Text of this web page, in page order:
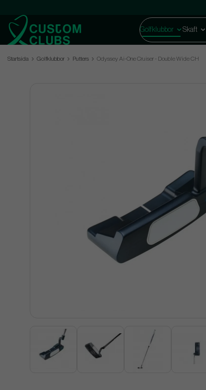
Golfklubbor Skaft
Startsida Golfklubbor Putters Odyssey Ai-One Cruiser - Double Wide CH